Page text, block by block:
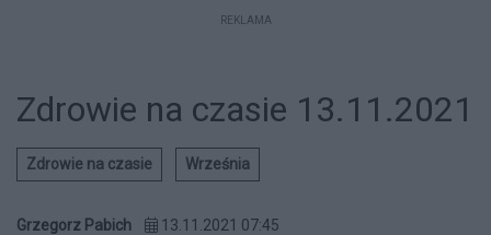
REKLAMA
Zdrowie na czasie 13.11.2021
Zdrowie na czasie Września
Grzegorz Pabich 13.11.2021 07:45